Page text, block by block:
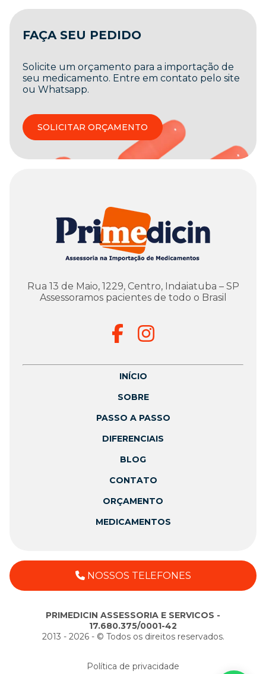
FAÇA SEU PEDIDO
Solicite um orçamento para a importação de
seu medicamento. Entre em contato pelo site
ou Whatsapp.
SOLICITAR ORÇAMENTO
Rua 13 de Maio, 1229, Centro, Indaiatuba – SP
Assessoramos pacientes de todo o Brasil
INÍCIO
SOBRE
PASSO A PASSO
DIFERENCIAIS
BLOG
CONTATO
ORÇAMENTO
MEDICAMENTOS
NOSSOS TELEFONES
PRIMEDICIN ASSESSORIA E SERVICOS -
17.680.375/0001-42
2013 - 2026 - ©️ Todos os direitos reservados.
Política de privacidade